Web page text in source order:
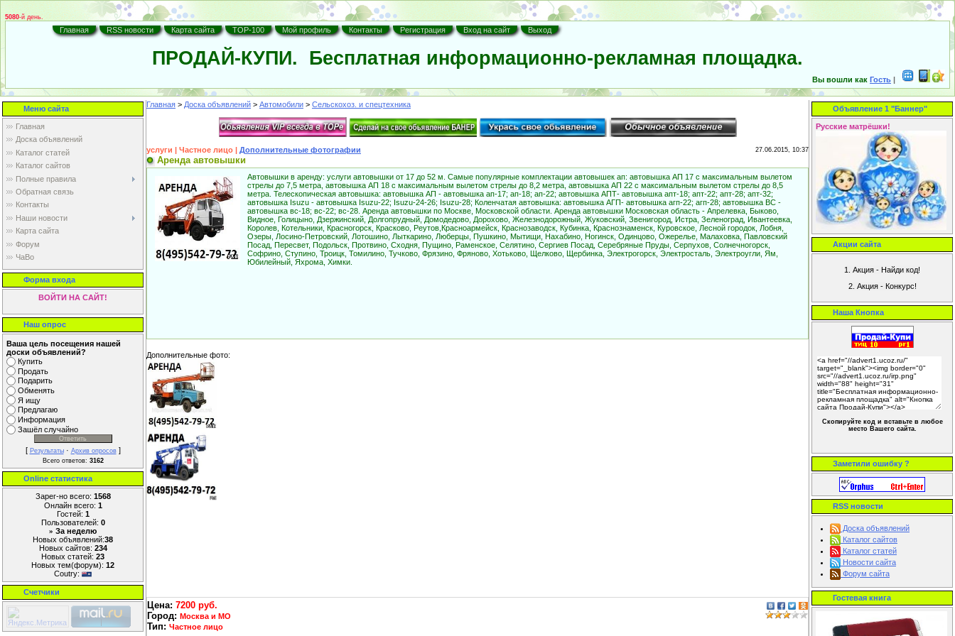
5080-й день.
Главная RSS новости Карта сайта TOP-100 Мой профиль Контакты Регистрация Вход на сайт Выход
ПРОДАЙ-КУПИ. Бесплатная информационно-рекламная площадка.
Вы вошли как Гость |
Меню сайта
Главная
Доска объявлений
Каталог статей
Каталог сайтов
Полные правила
Обратная связь
Контакты
Наши новости
Карта cайта
Форум
ЧаВо
Форма входа
ВОЙТИ НА САЙТ!
Наш опрос
Ваша цель посещения нашей
доски объявлений?
Купить
Продать
Подарить
Обменять
Я ищу
Предлагаю
Информация
Зашёл случайно
[ Результаты· Архив опросов]
Всего ответов: 3162
Online cтатистика
Зарег-но всего: 1568
Онлайн всего: 1
Гостей: 1
Пользователей: 0
» За неделю
Новых объявлений:38
Новых сайтов: 234
Новых статей: 23
Новых тем(форум): 12
Coutry:
Счетчики
Главная > Доска объявлений > Автомобили > Сельскохоз. и спецтехника
услуги | Частное лицо | Дополнительные фотографии 27.06.2015, 10:37
Аренда автовышки
Автовышки в аренду: услуги автовышки от 17 до 52 м. Самые популярные комплектации автовышек ап: автовышка АП 17 с максимальным вылетом
стрелы до 7,5 метра, автовышка АП 18 с максимальным вылетом стрелы до 8,2 метра, автовышка АП 22 с максимальным вылетом стрелы до 8,5
метра. Телескопическая автовышка: автовышка АП - автовышка ап-17; ап-18; ап-22; автовышка АПТ- автовышка апт-18; апт-22; апт-28; апт-32;
автовышка Isuzu - автовышка Isuzu-22; Isuzu-24-26; Isuzu-28; Коленчатая автовышка: автовышка АГП- автовышка агп-22; агп-28; автовышка ВС -
автовышка вс-18; вс-22; вс-28. Аренда автовышки по Москве, Московской области. Аренда автовышки Московская область - Апрелевка, Быково,
Видное, Голицыно, Дзержинский, Долгопрудный, Домодедово, Дорохово, Железнодорожный, Жуковский, Звенигород, Истра, Зеленоград, Ивантеевка,
Королев, Котельники, Красногорск, Красково, Реутов,Красноармейск, Краснозаводск, Кубинка, Краснознаменск, Куровское, Лесной городок, Лобня,
Озеры, Лосино-Петровский, Лотошино, Лыткарино, Люберцы, Пушкино, Мытищи, Нахабино, Ногинск, Одинцово, Ожерелье, Малаховка, Павловский
Посад, Пересвет, Подольск, Протвино, Сходня, Пущино, Раменское, Селятино, Сергиев Посад, Серебряные Пруды, Серпухов, Солнечногорск,
Софрино, Ступино, Троицк, Томилино, Тучково, Фрязино, Фряново, Хотьково, Щелково, Щербинка, Электрогорск, Электросталь, Электроугли, Ям,
Юбилейный, Яхрома, Химки.
Дополнительные фото:
Цена: 7200 руб.
Город: Москва и МО
Тип: Частное лицо
Объявление 1 "Баннер"
Русские матрёшки!
Акции сайта
Наша Кнопка
Скопируйте код и вставьте в любое
место Вашего сайта.
Заметили ошибку ?
RSS новости
Доска объявлений
Каталог сайтов
Каталог статей
Новости сайта
Форум сайта
Гостевая книга